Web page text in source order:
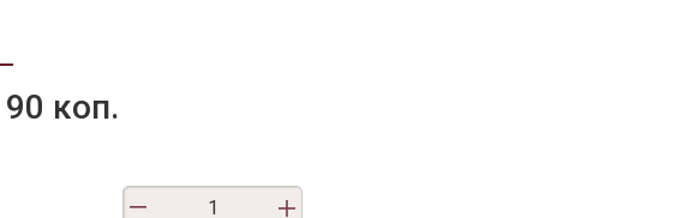
90 коп.